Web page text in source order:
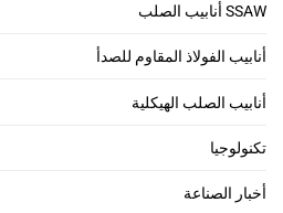
SSAW أنابيب الصلب
أنابيب الفولاذ المقاوم للصدأ
أنابيب الصلب الهيكلية
تكنولوجيا
أخبار الصناعة